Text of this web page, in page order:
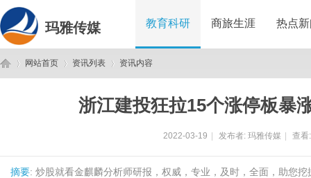
玛雅传媒 教育科研 商旅生涯 热点
网站首页 资讯列表 资讯内容
浙江建投狂拉15个涨停板暴
2022-03-19 发布者: 玛雅传媒 查
摘要: 炒股就看金麒麟分析师研报，权威，专业，及时，全面，助您